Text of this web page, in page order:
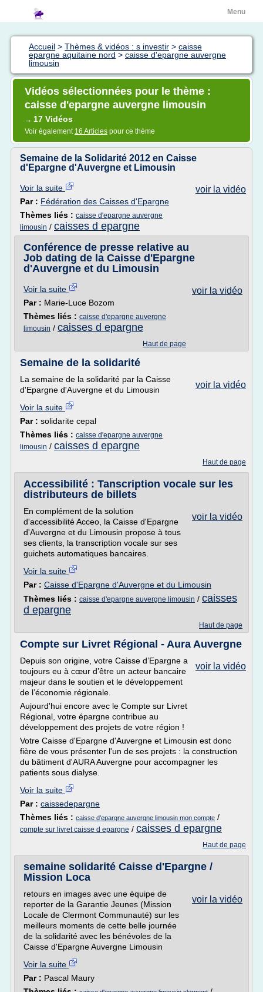
Menu
Accueil > Thèmes & vidéos : s investir > caisse
epargne aquitaine nord > caisse d'epargne auvergne
limousin
Vidéos sélectionnées pour le thème :
caisse d'epargne auvergne limousin
→ 17 Vidéos
Voir également 16 Articles pour ce thème
Semaine de la Solidarité 2012 en Caisse
d'Epargne d'Auvergne et Limousin
voir la vidéo
Voir la suite
Par : Fédération des Caisses d'Epargne
Thèmes liés : caisse d'epargne auvergne
limousin / caisses d epargne
Conférence de presse relative au
Job dating de la Caisse d'Epargne
d'Auvergne et du Limousin
voir la vidéo
Voir la suite
Par : Marie-Luce Bozom
Thèmes liés : caisse d'epargne auvergne
limousin / caisses d epargne
Haut de page
Semaine de la solidarité
voir la vidéo
La semaine de la solidarité par la Caisse
d'Epargne d'Auvergne et du Limousin
Voir la suite
Par : solidarite cepal
Thèmes liés : caisse d'epargne auvergne
limousin / caisses d epargne
Haut de page
Accessibilité : Tanscription vocale sur les
distributeurs de billets
voir la vidéo
En complément de la solution
d'accessibilité Acceo, la Caisse d'Epargne
d'Auvergne et du Limousin propose à tous
ses clients, la transcription vocale sur ses
guichets automatiques bancaires.
Voir la suite
Par : Caisse d'Epargne d'Auvergne et du Limousin
Thèmes liés : caisse d'epargne auvergne limousin / caisses
d epargne
Haut de page
Compte sur Livret Régional - Aura Auvergne
voir la vidéo
Depuis son origine, votre Caisse d’Epargne a
toujours eu à cœur d’être un acteur bancaire
majeur dans le soutien et le développement
de l’économie régionale.
Aujourd'hui encore avec le Compte sur Livret
Régional, votre épargne contribue au
développement des projets de votre région !
Votre Caisse d'Epargne d'Auvergne et Limousin est donc
fière de vous présenter l'un de ses projets : la construction
du bâtiment d'AURA Auvergne pour accompagner les
patients sous dialyse.
Voir la suite
Par : caissedepargne
Thèmes liés : caisse d'epargne auvergne limousin mon compte /
compte sur livret caisse d epargne / caisses d epargne
Haut de page
semaine solidarité Caisse d'Epargne /
Mission Loca
voir la vidéo
retours en images avec une équipe de
reporter de la Garantie Jeunes (Mission
Locale de Clermont Communauté) sur les
meilleurs moments de cette belle journée
de la solidarité avec les bénévoles de la
Caisse d'Epargne Auvergne Limousin
Voir la suite
Par : Pascal Maury